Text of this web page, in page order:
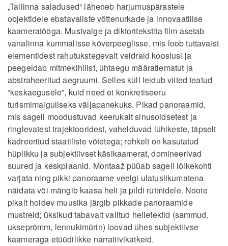
„Tallinna saladused“ läheneb harjumuspärastele
objektidele ebatavaliste võttenurkade ja innovaatilise
kaameratööga. Mustvalge ja diktoritekstita film asetab
vanalinna kummalisse kõverpeeglisse, mis loob tuttavaist
elementidest rahutukstegevalt veidraid kooslusi ja
peegeldab mitmekihilist, ühtaegu määratlematut ja
abstraheeritud aegruumi. Selles küll leidub viited teatud
“keskaegusele”, kuid need ei konkretiseeru
turismimaiguliseks väljapanekuks. Pikad panoraamid,
mis sageli moodustuvad keerukalt sinusoidsetest ja
ringlevatest trajektooridest, vahelduvad lühikeste, täpselt
kadreeritud staatiliste võtetega; rohkelt on kasutatud
hüplikku ja subjektiivset käsikaamerat, domineerivad
suured ja keskplaanid. Montaaž püüab sageli lõikekohti
varjata ning pikki panoraame veelgi ulatuslikumatena
näidata või mängib kaasa heli ja pildi rütmidele. Noote
pikalt hoidev muusika järgib pikkade panoraamide
mustreid; üksikud tabavalt valitud heliefektid (sammud,
ukseprõmm, lennukimürin) loovad ühes subjektiivse
kaameraga etüüdilikke narratiivikatkeid.